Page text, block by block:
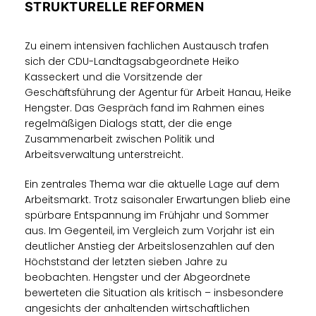
STRUKTURELLE REFORMEN
Zu einem intensiven fachlichen Austausch trafen
sich der CDU-Landtagsabgeordnete Heiko
Kasseckert und die Vorsitzende der
Geschäftsführung der Agentur für Arbeit Hanau, Heike
Hengster. Das Gespräch fand im Rahmen eines
regelmäßigen Dialogs statt, der die enge
Zusammenarbeit zwischen Politik und
Arbeitsverwaltung unterstreicht.
Ein zentrales Thema war die aktuelle Lage auf dem
Arbeitsmarkt. Trotz saisonaler Erwartungen blieb eine
spürbare Entspannung im Frühjahr und Sommer
aus. Im Gegenteil, im Vergleich zum Vorjahr ist ein
deutlicher Anstieg der Arbeitslosenzahlen auf den
Höchststand der letzten sieben Jahre zu
beobachten. Hengster und der Abgeordnete
bewerteten die Situation als kritisch – insbesondere
angesichts der anhaltenden wirtschaftlichen